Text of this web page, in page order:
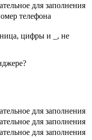
для заполнения
телефона
цифры и _, не
для заполнения
для заполнения
для заполнения